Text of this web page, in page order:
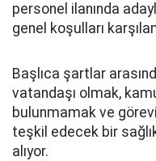
personel ilanında
genel koşulları
Başlıca şartlar
vatandaşı olmak,
bulunmamak ve
teşkil edecek bir
alıyor.